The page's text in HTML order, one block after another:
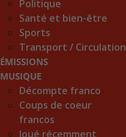
Politique
Santé et bien-être
Sports
Transport / Circulation
ÉMISSIONS
MUSIQUE
Décompte franco
Coups de coeur
francos
Joué récemment